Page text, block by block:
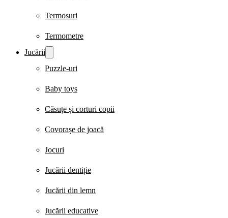
Termosuri
Termometre
Jucării
Puzzle-uri
Baby toys
Căsuțe și corturi copii
Covorașe de joacă
Jocuri
Jucării dentiție
Jucării din lemn
Jucării educative